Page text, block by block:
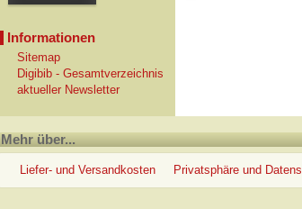
Informationen
Sitemap
Digibib - Gesamtverzeichnis
aktueller Newsletter
Mehr über...
Liefer- und Versandkosten Privatsphäre und